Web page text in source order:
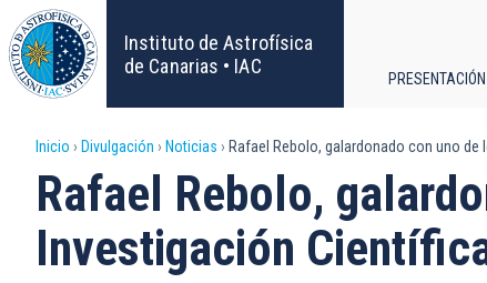
Pasar
al
contenido
principal
Instituto de Astrofísica
de Canarias • IAC
principal
PRESENTACIÓN
Sobrescribir
enlaces
de
Inicio Divulgación Noticias Rafael Rebolo, galardonado con uno
Rafael Rebolo,
Investigación